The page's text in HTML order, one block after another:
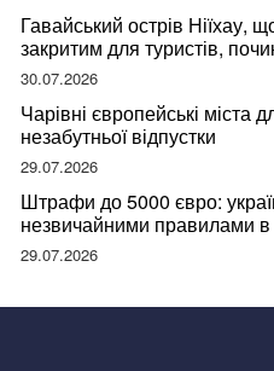
Гавайський острів Ніїхау,
закритим для туристів,
відвідувачів
30.07.2026
Чарівні європейські міста
незабутньої відпустки
29.07.2026
Штрафи до 5000 євро:
незвичайними правилами в
правдою
29.07.2026